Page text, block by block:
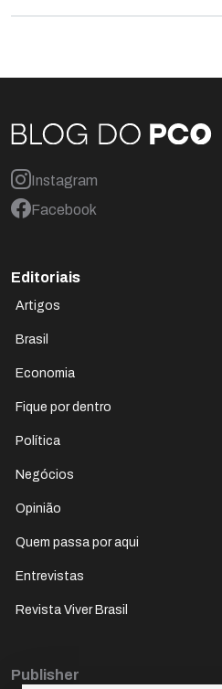
Instagram
Facebook
Editoriais
Artigos
Brasil
Economia
Fique por dentro
Política
Negócios
Opinião
Quem passa por aqui
Entrevistas
Revista Viver Brasil
Publisher